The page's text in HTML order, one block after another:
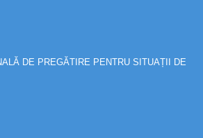
DE PREGĂTIRE PENTRU SITUAȚII DE